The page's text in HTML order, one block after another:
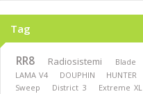
Tag
RR8 Radiosistemi Blade
LAMA V4
DOUPHIN HUNTER
Sweep
District 3 Extreme XL